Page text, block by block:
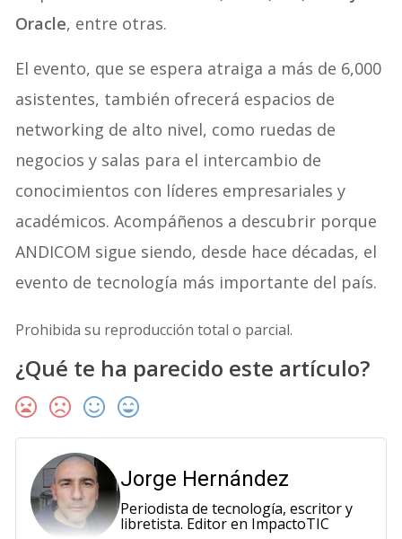
Oracle, entre otras.
El evento, que se espera atraiga a más de 6,000
asistentes, también ofrecerá espacios de
networking de alto nivel, como ruedas de
negocios y salas para el intercambio de
conocimientos con líderes empresariales y
académicos. Acompáñenos a descubrir porque
ANDICOM sigue siendo, desde hace décadas, el
evento de tecnología más importante del país.
Prohibida su reproducción total o parcial.
¿Qué te ha parecido este artículo?
Jorge Hernández
Periodista de tecnología, escritor y
libretista. Editor en ImpactoTIC